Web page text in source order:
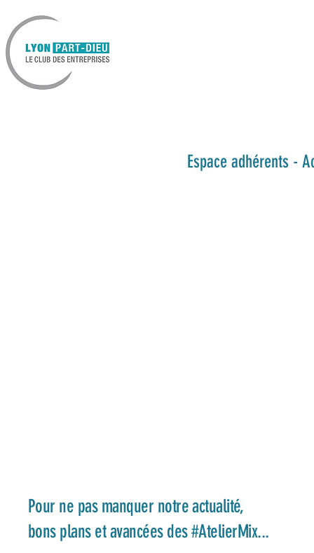
Espace adhérents -
Pour ne pas manquer notre actualité,
bons plans et avancées des #AtelierMix...